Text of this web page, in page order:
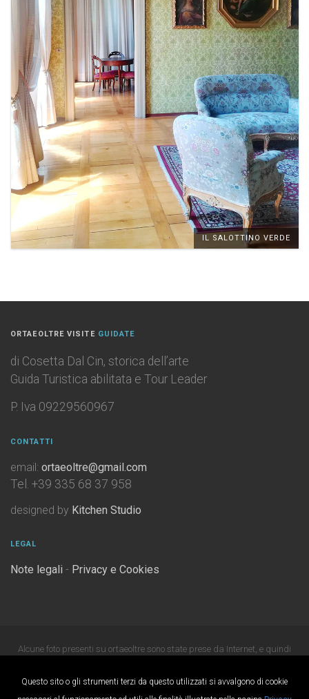
IL SALOTTINO VERDE
ORTAEOLTRE VISITE GUIDATE
di Cosetta Dal Cin, storica dell’arte
Guida Turistica abilitata e Tour Leader
P. Iva 09229560967
CONTATTI
email: ortaeoltre@gmail.com
Tel. +39 335 68 37 958
designed by Kitchen Studio
LEGAL
Note legali - Privacy e Cookies
Alcune foto presenti su ortaeoltre sono state prese da Internet, e quindi
in contrario alla pubblicazione, non avranno che da segnalarlo alla
Questo sito o gli strumenti terzi da questo utilizzati si avvalgono di cookie